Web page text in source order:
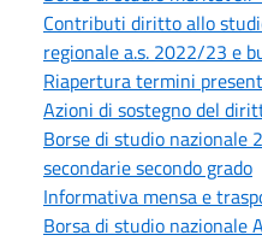
Contributi diritto allo
regionale a.s. 2022/23 e
Riapertura termini
Azioni di sostegno del
Borse di studio
secondarie secondo grado
Informativa mensa e
Borsa di studio nazionale